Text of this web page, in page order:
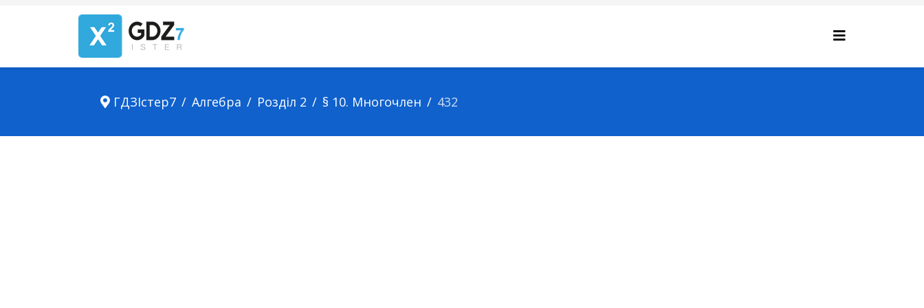
ГДЗІстер7 Алгебра Розділ 2 § 10. Многочлен 432